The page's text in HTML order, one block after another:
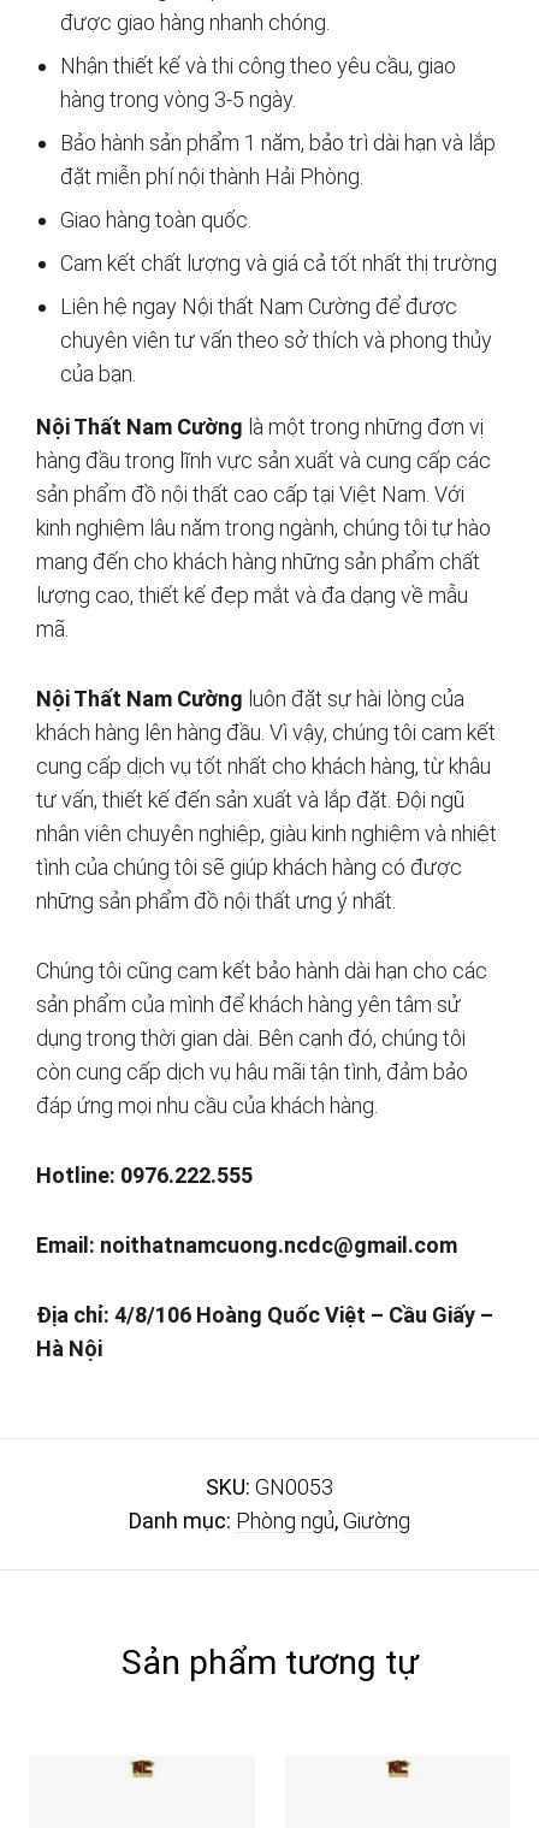
được giao hàng nhanh chóng.
Nhận thiết kế và thi công theo yêu cầu, giao
hàng trong vòng 3-5 ngày.
Bảo hành sản phẩm 1 năm, bảo trì dài hạn và lắp
đặt miễn phí nội thành Hải Phòng.
Giao hàng toàn quốc.
Cam kết chất lượng và giá cả tốt nhất thị trường
Liên hệ ngay Nội thất Nam Cường để được
chuyên viên tư vấn theo sở thích và phong thủy
của bạn.
Nội Thất Nam Cường là một trong những đơn vị
hàng đầu trong lĩnh vực sản xuất và cung cấp các
sản phẩm đồ nội thất cao cấp tại Việt Nam. Với
kinh nghiệm lâu năm trong ngành, chúng tôi tự hào
mang đến cho khách hàng những sản phẩm chất
lượng cao, thiết kế đẹp mắt và đa dạng về mẫu
mã.
Nội Thất Nam Cường luôn đặt sự hài lòng của
khách hàng lên hàng đầu. Vì vậy, chúng tôi cam kết
cung cấp dịch vụ tốt nhất cho khách hàng, từ khâu
tư vấn, thiết kế đến sản xuất và lắp đặt. Đội ngũ
nhân viên chuyên nghiệp, giàu kinh nghiệm và nhiệt
tình của chúng tôi sẽ giúp khách hàng có được
những sản phẩm đồ nội thất ưng ý nhất.
Chúng tôi cũng cam kết bảo hành dài hạn cho các
sản phẩm của mình để khách hàng yên tâm sử
dụng trong thời gian dài. Bên cạnh đó, chúng tôi
còn cung cấp dịch vụ hậu mãi tận tình, đảm bảo
đáp ứng mọi nhu cầu của khách hàng.
Hotline: 0976.222.555
Email: noithatnamcuong.ncdc@gmail.com
Địa chỉ: 4/8/106 Hoàng Quốc Việt – Cầu Giấy –
Hà Nội
SKU: GN0053
Danh mục: Phòng ngủ,Giường
Sản phẩm tương tự